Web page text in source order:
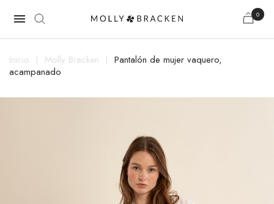
 0
Inicio Molly Bracken
Pantalón de mujer vaquero,
acampanado